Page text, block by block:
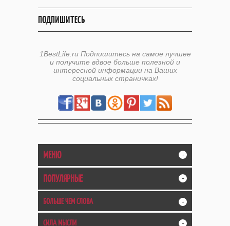
ПОДПИШИТЕСЬ
1BestLife.ru Подпишитесь на самое лучшее
и получите вдвое больше полезной и
интересной информации на Ваших
социальных страничках!
МЕНЮ +
ПОПУЛЯРНЫЕ +
БОЛЬШЕ ЧЕМ СЛОВА +
СИЛА МЫСЛИ +